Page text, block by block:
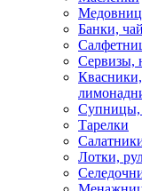
Банки,
Сервизы,
Супницы,
Тарелки
Лотки,